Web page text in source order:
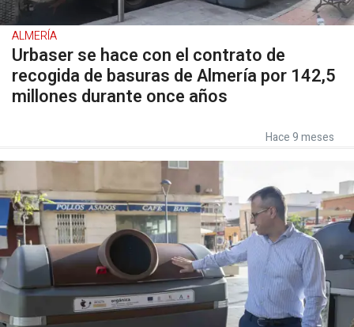
ALMERÍA
Urbaser se hace con el contrato de
recogida de basuras de Almería por 142,5
millones durante once años
Hace 9 meses